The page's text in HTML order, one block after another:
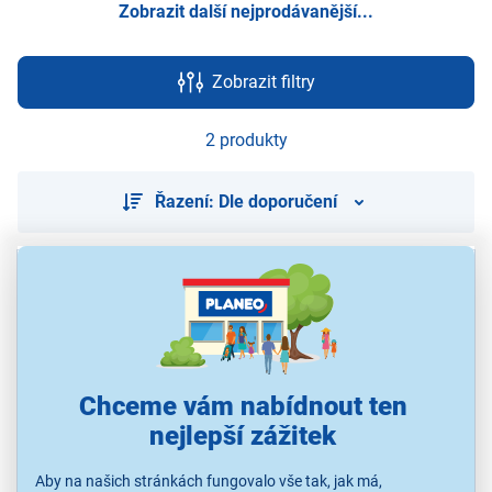
Chceme vám nabídnout ten
nejlepší zážitek
Aby na našich stránkách fungovalo vše tak, jak má,
Zobrazit další nejprodávanější...
Zobrazit filtry
2 produkty
Řazení: Dle doporučení